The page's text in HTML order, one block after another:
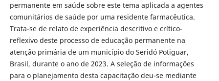
permanente em saúde sobre este tema aplicada a agentes
comunitários de saúde por uma residente farmacêutica.
Trata-se de relato de experiência descritivo e crítico-
reflexivo deste processo de educação permanente na
atenção primária de um município do Seridó Potiguar,
Brasil, durante o ano de 2023. A seleção de informações
para o planejamento desta capacitação deu-se mediante